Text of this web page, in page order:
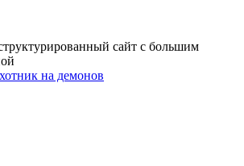
сайт с большим
на демонов